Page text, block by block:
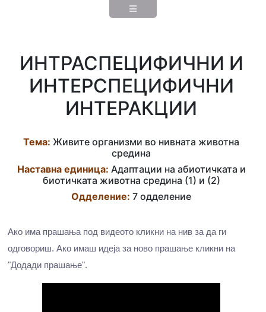
ИНТРАСПЕЦИФИЧНИ И
ИНТЕРСПЕЦИФИЧНИ
ИНТЕРАКЦИИ
Тема: Живите организми во нивната животна
средина
Наставна eдиница: Адаптации на абиотичката и
биотичката животна средина (1) и (2)
Одделение: 7 одделение
Ако има прашања под видеото кликни на нив за да ги
одговориш. Ако имаш идеја за ново прашање кликни на
"Додади прашање".